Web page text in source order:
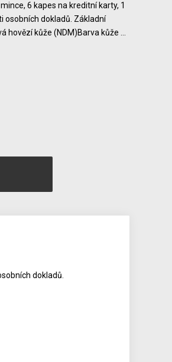
6 kapes na kreditní karty, 1
osobních dokladů. Základní
hovězí kůže (NDM)Barva kůže …
dokladů.